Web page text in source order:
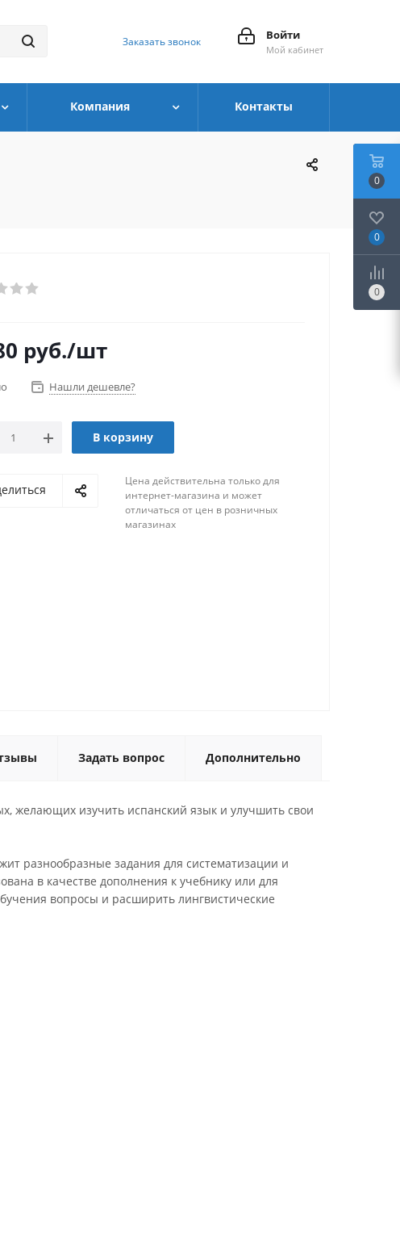
Войти
Мой кабинет
Заказать звонок
Компания Контакты
руб./шт
Нашли дешевле?
В корзину
Цена действительна только для
интернет-магазина и может
отличаться от цен в розничных
магазинах
Задать вопрос Дополнительно
желающих изучить испанский язык и улучшить свои
разнообразные задания для систематизации и
в качестве дополнения к учебнику или для
вопросы и расширить лингвистические
0
0
0